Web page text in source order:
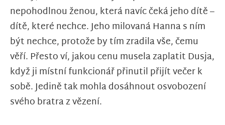
nepohodlnou ženou, která navíc čeká jeho dítě –
dítě, které nechce. Jeho milovaná Hanna s ním
být nechce, protože by tím zradila vše, čemu
věří. Přesto ví, jakou cenu musela zaplatit Dusja,
když ji místní funkcionář přinutil přijít večer k
sobě. Jedině tak mohla dosáhnout osvobození
svého bratra z vězení.